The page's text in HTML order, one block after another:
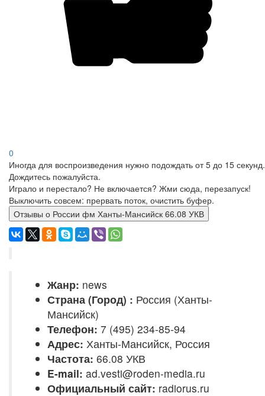
0
Иногда для воспроизведения нужно подождать от 5 до 15 секунд.
Дождитесь пожалуйста.
Играло и перестало? Не включается? Жми сюда, перезапуск!
Выключить совсем: прервать поток, очистить буфер.
Отзывы о России фм Ханты-Мансийск 66.08 УКВ
Жанр: news
Страна (Город) : Россия (Ханты-
Мансийск)
Телефон: 7 (495) 234-85-94
Адрес: Ханты-Мансийск, Россия
Частота: 66.08 УКВ
E-mail: ad.vesti@roden-media.ru
Официальный сайт: radiorus.ru